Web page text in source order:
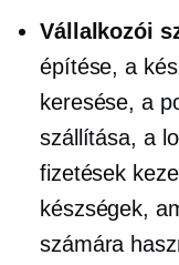
Vállalkozói
építése, a
keresése, a
szállítása, a
fizetések
készségek,
számára